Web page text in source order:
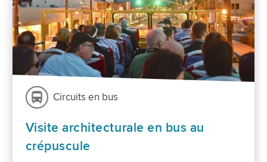
Circuits en bus
Visite architecturale en bus au
crépuscule